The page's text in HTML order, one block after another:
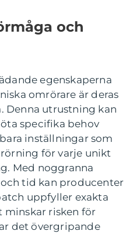
och
egenskaperna
omrörare är deras
Denna utrustning kan
specifika behov
inställningar som
för varje unikt
Med noggranna
tid kan producenter
uppfyller exakta
minskar risken för
det övergripande